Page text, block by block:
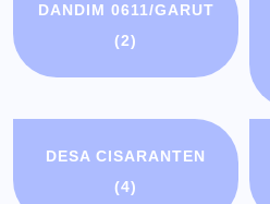
DANDIM 0611/GARUT
(2)
DESA CISARANTEN
(4)